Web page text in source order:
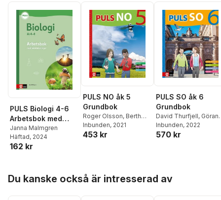
PULS Biologi 4-6
Arbetsbok med
elevwebb, fjärde
upplagan
Janna Malmgren
Häftad, 2024
162 kr
PULS NO åk 5
Grundbok
Roger Olsson, Berth
Belfrage,Staffan
Sjöberg,
Inbunden, 2021
453 kr
PULS SO åk 6
Grundbok
David Thurfjell, Göran
Körner,Per Lindberg
Marianne
Myrenberg
Sandberg
Inbunden, 2022
570 kr
Du kanske också är intresserad av